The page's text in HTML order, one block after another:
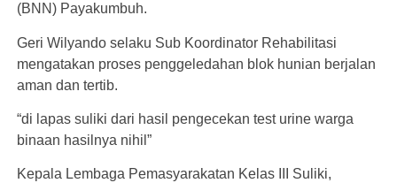
(BNN) Payakumbuh.
Geri Wilyando selaku Sub Koordinator Rehabilitasi
mengatakan proses penggeledahan blok hunian berjalan
aman dan tertib.
“di lapas suliki dari hasil pengecekan test urine warga
binaan hasilnya nihil”
Kepala Lembaga Pemasyarakatan Kelas III Suliki,